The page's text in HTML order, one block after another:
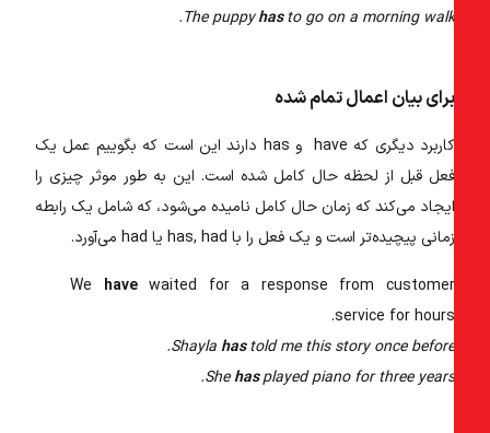
The puppyhasto go on a morning walk.
برای بیان اعمال تمام شده
کاربرد دیگری که have و has دارند این است که بگوییم عمل یک
فعل قبل از لحظه حال کامل شده است. این به طور موثر چیزی را
ایجاد می‌کند که زمان حال کامل نامیده می‌شود، که شامل یک رابطه
زمانی پیچیده‌تر است و یک فعل را با has, had یا had می‌آورد.
We havewaited for a response from
service for hours.
Shaylahastold me this story once before.
Shehasplayed piano for three years.